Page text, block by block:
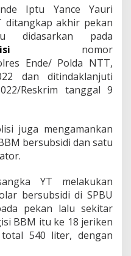
Iptu Yance Yauri
ditangkap akhir pekan
didasarkan pada
nomor
Ende/ Polda NTT,
dan ditindaklanjuti
Reskrim tanggal 9
juga mengamankan
bersubsidi dan satu
YT melakukan
bersubsidi di SPBU
pekan lalu sekitar
BBM itu ke 18 jeriken
540 liter, dengan